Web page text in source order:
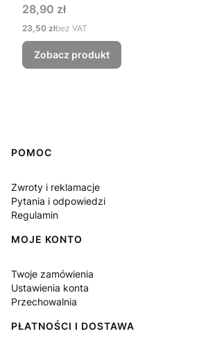
Cena
28,90 zł
Cena
23,50 złbez VAT
Zobacz produkt
Linki w stopce
POMOC
Zwroty i reklamacje
Pytania i odpowiedzi
Regulamin
MOJE KONTO
Twoje zamówienia
Ustawienia konta
Przechowalnia
PŁATNOŚCI I DOSTAWA